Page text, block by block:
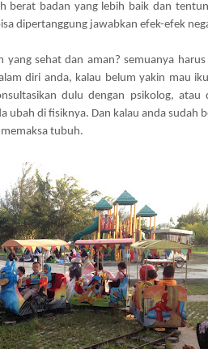
berat badan yang lebih baik dan
dipertanggung jawabkan efek-efek
yang sehat dan aman? semuanya
diri anda, kalau belum yakin mau
dulu dengan psikolog, atau
ubah di fisiknya. Dan kalau anda sudah
tubuh.